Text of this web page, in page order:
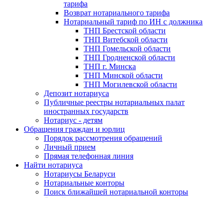
тарифа
Возврат нотариального тарифа
Нотариальный тариф по ИН с должника
ТНП Брестской области
ТНП Витебской области
ТНП Гомельской области
ТНП Гродненской области
ТНП г. Минска
ТНП Минской области
ТНП Могилевской области
Депозит нотариуса
Публичные реестры нотариальных палат
иностранных государств
Нотариус - детям
Обращения граждан и юрлиц
Порядок рассмотрения обращений
Личный прием
Прямая телефонная линия
Найти нотариуса
Нотариусы Беларуси
Нотариальные конторы
Поиск ближайшей нотариальной конторы